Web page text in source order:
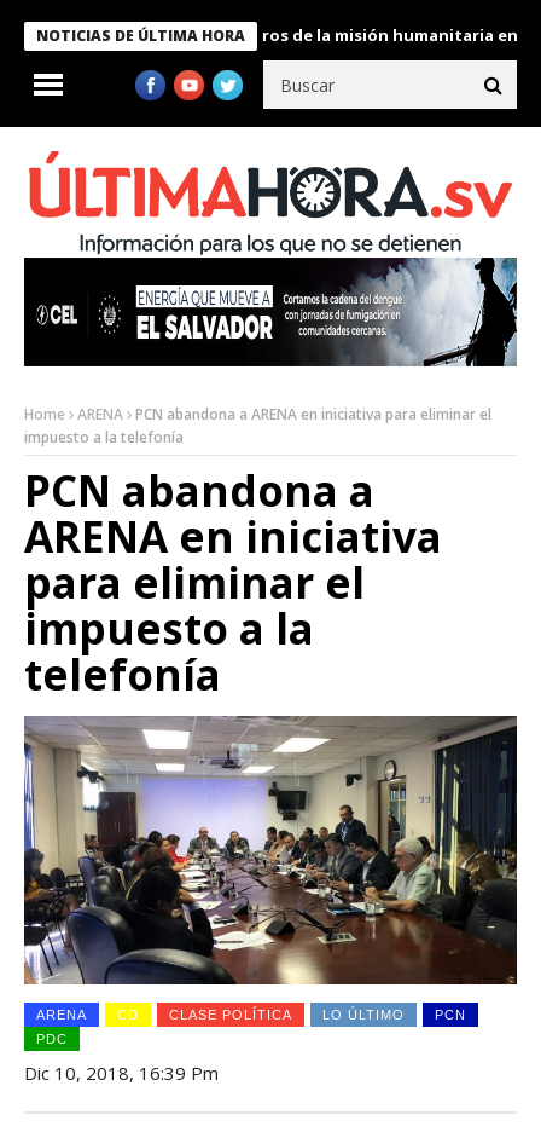
NOTICIAS DE ÚLTIMA HORA
condecora a miembros de la misión humanitaria enviada a
Home ARENA PCN abandona a ARENA en iniciativa para eliminar el
impuesto a la telefonía
PCN abandona a
ARENA en iniciativa
para eliminar el
impuesto a la
telefonía
ARENA CD CLASE POLÍTICA LO ÚLTIMO
PCN
PDC
Dic 10, 2018, 16:39 Pm